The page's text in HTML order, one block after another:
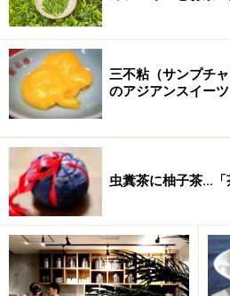
芯ニ葉で、ほこの先の様な茶芽
ものをいいます。しかも、[火共]
掲げられていますので、明らか
特の風味と香りがするお茶です
を見ると黄山毛峰には似ていな
う名前がつけられていますが、
うちの高級茶が雲南毛峰なので
す。その意味では、ちょっと産
難しいようですね。
果実系（柑橘系）の独特の甘味
ます。茶葉もとても美しい黄緑
三不粘（サンプチ
のアジアンスイーツ
虫糞茶に柚子茶…「